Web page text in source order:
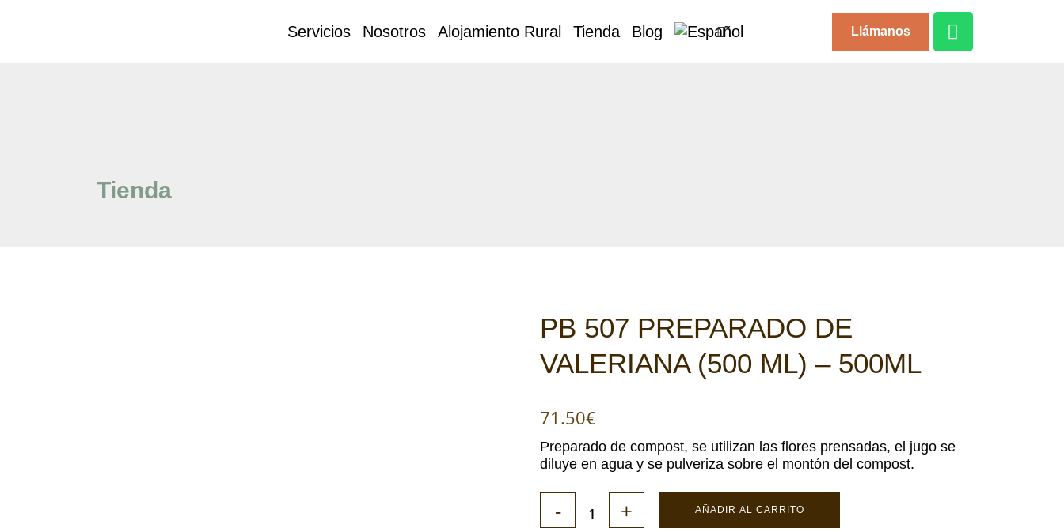
Servicios Nosotros Alojamiento Rural Tienda Blog Llámanos
Tienda
PB 507 PREPARADO DE
VALERIANA (500 ML) – 500ML
71.50€
Preparado de compost, se utilizan las flores prensadas, el jugo se
diluye en agua y se pulveriza sobre el montón del compost.
AÑADIR AL CARRITO